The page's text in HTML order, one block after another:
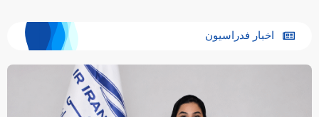
اخبار فدراسیون